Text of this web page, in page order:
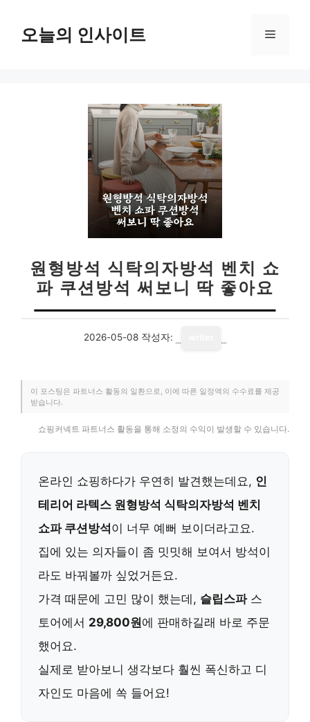
오늘의 인사이트 메
원형방석 식탁의자방석 벤치 쇼
파 쿠션방석 써보니 딱 좋아요
2026-05-08 작성자:
이 포스팅은 파트너스 활동의 일환으로, 이에 따른 일정액의 수수료를 제공
받습니다.
쇼핑커넥트 파트너스 활동을 통해 소정의 수익이 발생할 수 있습니다.
온라인 쇼핑하다가 우연히 발견했는데요, 인
테리어 라텍스 원형방석 식탁의자방석 벤치
쇼파 쿠션방석이 너무 예뻐 보이더라고요.
집에 있는 의자들이 좀 밋밋해 보여서 방석이
라도 바꿔볼까 싶었거든요.
가격 때문에 고민 많이 했는데, 슬립스파스
토어에서 29,800원에 판매하길래 바로 주문
했어요.
실제로 받아보니 생각보다 훨씬 폭신하고 디
자인도 마음에 쏙 들어요!